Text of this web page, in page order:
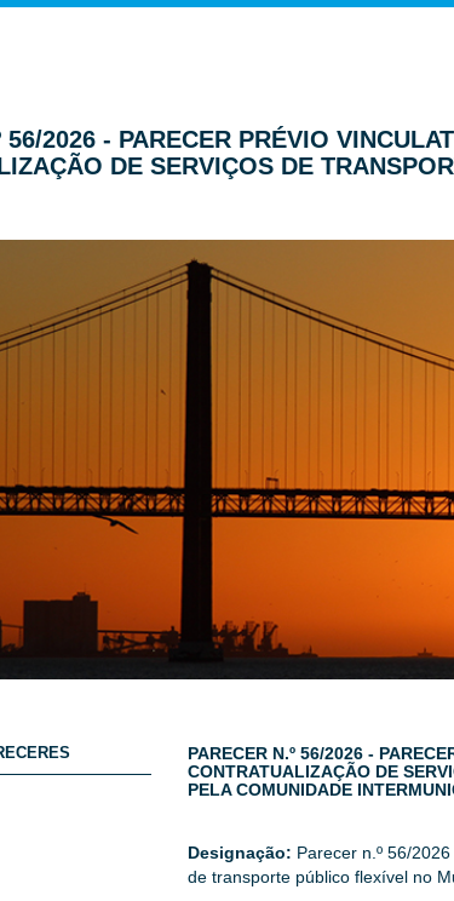
56/2026 - PARECER PRÉVIO
DE SERVIÇOS DE
PARECER N.º 56/2026 -
CONTRATUALIZAÇÃO DE
PELA COMUNIDADE
Designação: Parecer n.º 56/
de transporte público flexível no